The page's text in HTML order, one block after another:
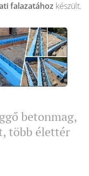
falazatához készült.
betonmag,
több élettér